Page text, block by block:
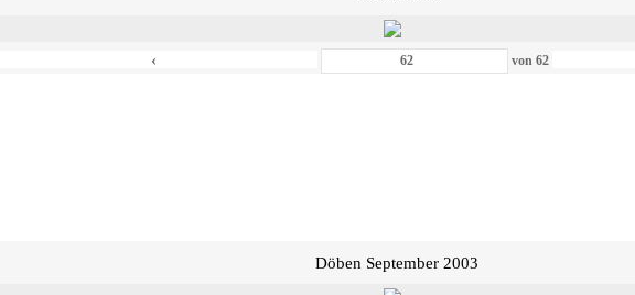
‹ von62
Döben September 2003